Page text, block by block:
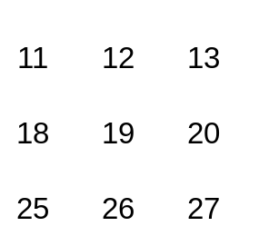
11 12 13
18 19 20
25 26 27